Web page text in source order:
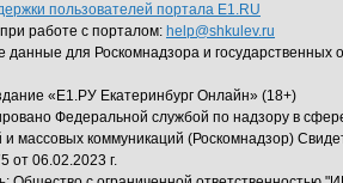
пользователей портала E1.RU
работе с порталом: help@shkulev.ru
данные для Роскомнадзора и государственных
«Е1.РУ Екатеринбург Онлайн» (18+)
Федеральной службой по надзору в
и массовых коммуникаций (Роскомнадзор)
от 06.02.2023 г.